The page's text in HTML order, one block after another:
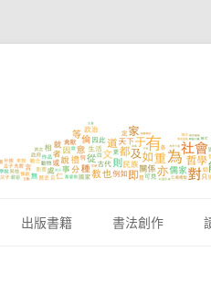
出版書籍 書法創作